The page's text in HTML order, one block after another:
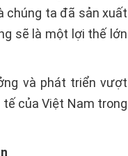
chúng ta đã sản xuất
sẽ là một lợi thế lớn
và phát triển vượt
của Việt Nam trong